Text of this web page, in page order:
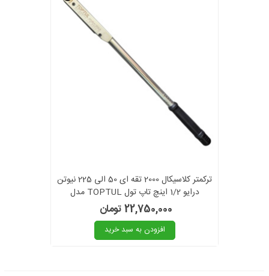
ترکمتر کلاسیکال 2000 تقه ای 50 الی 225 نیوتن
درایو 1/2 اینچ تاپ تول TOPTUL مدل
ANBA1623
22,750,000 تومان
افزودن به سبد خرید